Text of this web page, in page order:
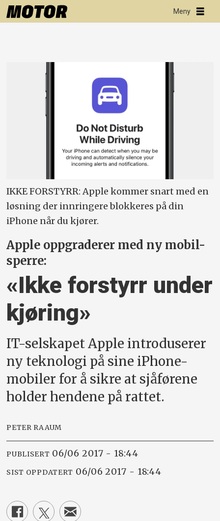
IKKE FORSTYRR: Apple kommer snart med en
løsning der innringere blokkeres på din
iPhone når du kjører.
Apple oppgraderer med ny mobil-
sperre:
«Ikke forstyrr under
kjøring»
IT-selskapet Apple introduserer
ny teknologi på sine iPhone-
mobiler for å sikre at sjåførene
holder hendene på rattet.
PETER RAAUM
PUBLISERT 06/06 2017 - 18:44
SIST OPPDATERT 06/06 2017 - 18:44